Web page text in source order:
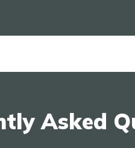
Asked